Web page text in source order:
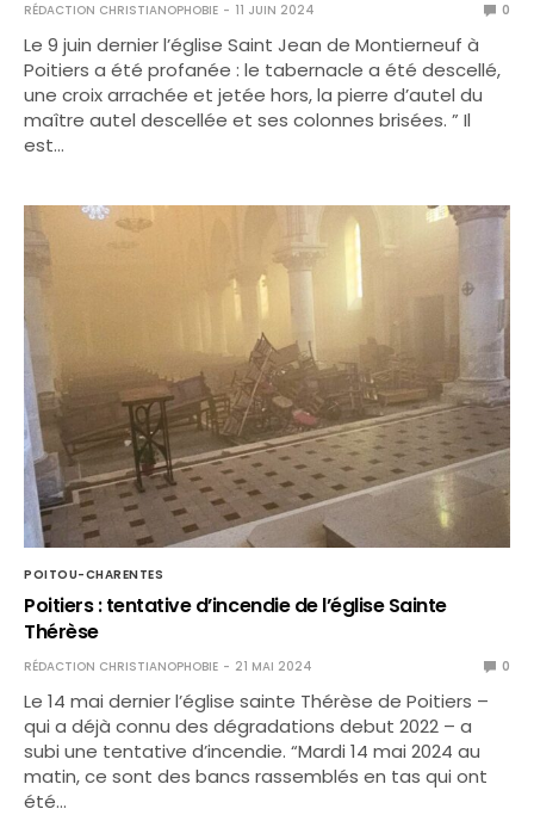
RÉDACTION CHRISTIANOPHOBIE 11 JUIN 2024 0
Le 9 juin dernier l’église Saint Jean de Montierneuf à
Poitiers a été profanée : le tabernacle a été descellé,
une croix arrachée et jetée hors, la pierre d’autel du
maître autel descellée et ses colonnes brisées. ” Il
est…
POITOU-CHARENTES
Poitiers : tentative d’incendie de l’église Sainte
Thérèse
RÉDACTION CHRISTIANOPHOBIE 21 MAI 2024 0
Le 14 mai dernier l’église sainte Thérèse de Poitiers –
qui a déjà connu des dégradations debut 2022 – a
subi une tentative d’incendie. “Mardi 14 mai 2024 au
matin, ce sont des bancs rassemblés en tas qui ont
été…